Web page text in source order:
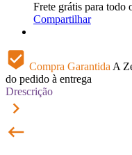
Frete grátis para todo
Compartilhar
beenhere Compra Garantida A
do pedido à entrega
Drescrição
keyboard_arrow_right
keyboard_backspace